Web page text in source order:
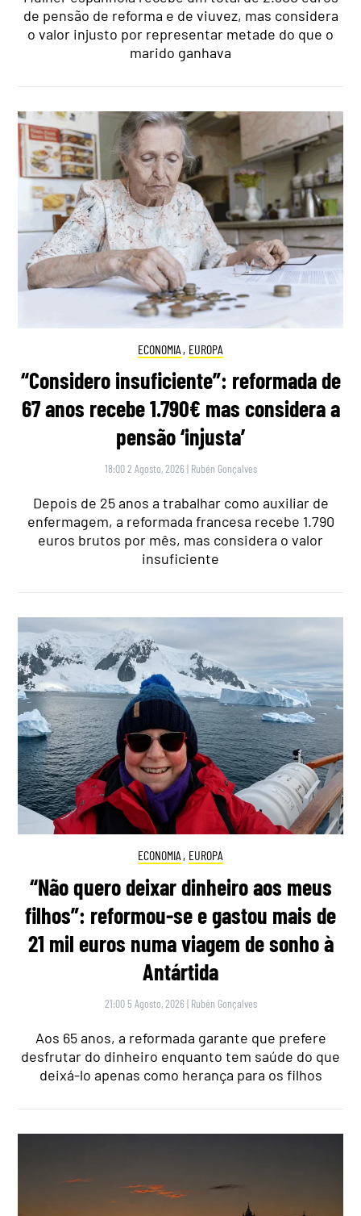
de pensão de reforma e de viuvez, mas considera
o valor injusto por representar metade do que o
marido ganhava
ECONOMIA , EUROPA
“Considero insuficiente”: reformada de
67 anos recebe 1.790€ mas considera a
pensão ‘injusta’
18:00 2 Agosto, 2026 | Rubén Gonçalves
Depois de 25 anos a trabalhar como auxiliar de
enfermagem, a reformada francesa recebe 1.790
euros brutos por mês, mas considera o valor
insuficiente
ECONOMIA , EUROPA
“Não quero deixar dinheiro aos meus
filhos”: reformou-se e gastou mais de
21 mil euros numa viagem de sonho à
Antártida
21:00 5 Agosto, 2026 | Rubén Gonçalves
Aos 65 anos, a reformada garante que prefere
desfrutar do dinheiro enquanto tem saúde do que
deixá-lo apenas como herança para os filhos